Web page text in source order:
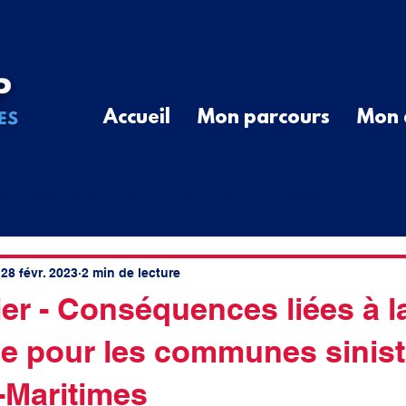
Accueil Mon parcours Mon
Communiqué de Presse
élus ruraux cotisations spatial
- Conséquences liées à
pour les communes
28 févr. 2023 2 min de lecture